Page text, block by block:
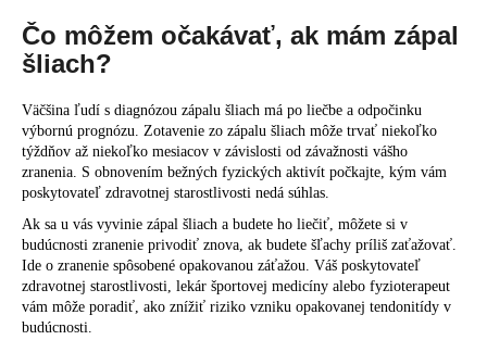
Čo môžem očakávať, ak mám zápal
šliach?
Väčšina ľudí s diagnózou zápalu šliach má po liečbe a odpočinku
výbornú prognózu. Zotavenie zo zápalu šliach môže trvať niekoľko
týždňov až niekoľko mesiacov v závislosti od závažnosti vášho
zranenia. S obnovením bežných fyzických aktivít počkajte, kým vám
poskytovateľ zdravotnej starostlivosti nedá súhlas.
Ak sa u vás vyvinie zápal šliach a budete ho liečiť, môžete si v
budúcnosti zranenie privodiť znova, ak budete šľachy príliš zaťažovať.
Ide o zranenie spôsobené opakovanou záťažou. Váš poskytovateľ
zdravotnej starostlivosti, lekár športovej medicíny alebo fyzioterapeut
vám môže poradiť, ako znížiť riziko vzniku opakovanej tendonitídy v
budúcnosti.